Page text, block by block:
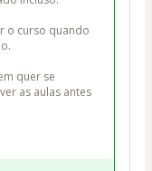
o curso quando
quer se
as aulas antes